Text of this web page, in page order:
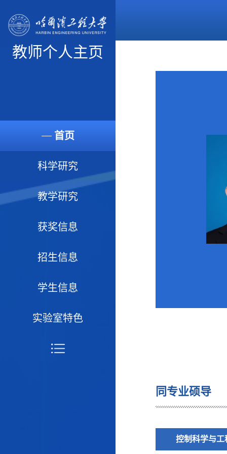
教师个人主页
首页
科学研究
教学研究
获奖信息
招生信息
学生信息
实验室特色
同专业硕导
控制科学与工